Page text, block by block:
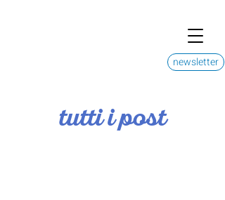
newsletter
tutti i post